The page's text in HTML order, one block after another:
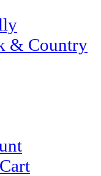
& Country